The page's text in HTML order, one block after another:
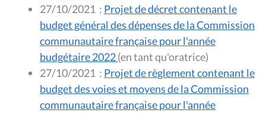
27/10/2021 : Projet de décret contenant le
budget général des dépenses de la Commission
communautaire française pour l'année
budgétaire 2022
(en tant qu'oratrice)
27/10/2021 : Projet de règlement contenant le
budget des voies et moyens de la Commission
communautaire française pour l'année